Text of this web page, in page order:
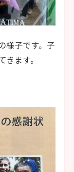
様子です。子
ます。